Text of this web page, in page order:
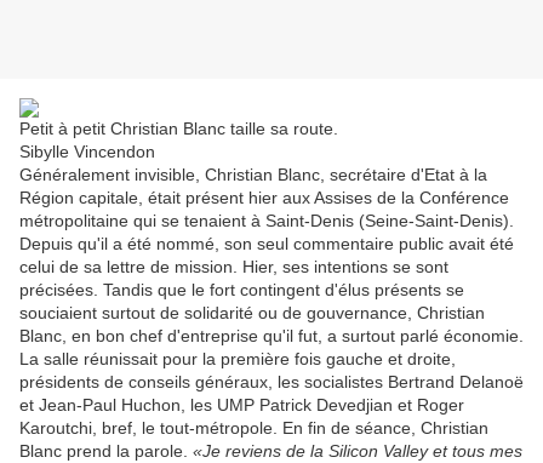
Petit à petit Christian Blanc taille sa route.
Sibylle Vincendon
Généralement invisible, Christian Blanc, secrétaire d'Etat à la
Région capitale, était présent hier aux Assises de la Conférence
métropolitaine qui se tenaient à Saint-Denis (Seine-Saint-Denis).
Depuis qu'il a été nommé, son seul commentaire public avait été
celui de sa lettre de mission. Hier, ses intentions se sont
précisées. Tandis que le fort contingent d'élus présents se
souciaient surtout de solidarité ou de gouvernance, Christian
Blanc, en bon chef d'entreprise qu'il fut, a surtout parlé économie.
La salle réunissait pour la première fois gauche et droite,
présidents de conseils généraux, les socialistes Bertrand Delanoë
et Jean-Paul Huchon, les UMP Patrick Devedjian et Roger
Karoutchi, bref, le tout-métropole. En fin de séance, Christian
Blanc prend la parole. «Je reviens de la Silicon Valley et tous mes